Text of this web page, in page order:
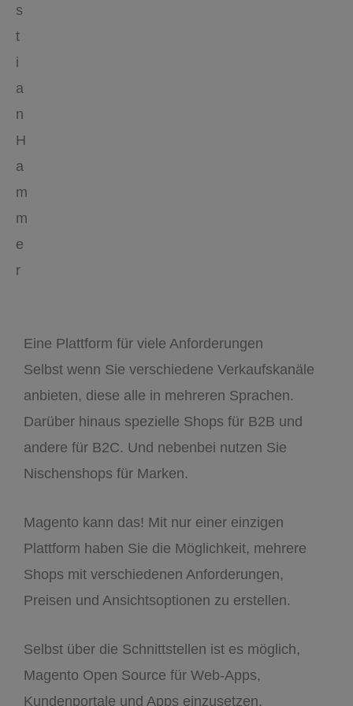
s
t
i
a
n
H
a
m
m
e
r
Eine Plattform für viele Anforderungen
Selbst wenn Sie verschiedene Verkaufskanäle
anbieten, diese alle in mehreren Sprachen.
Darüber hinaus spezielle Shops für B2B und
andere für B2C. Und nebenbei nutzen Sie
Nischenshops für Marken.
Magento kann das! Mit nur einer einzigen
Plattform haben Sie die Möglichkeit, mehrere
Shops mit verschiedenen Anforderungen,
Preisen und Ansichtsoptionen zu erstellen.
Selbst über die Schnittstellen ist es möglich,
Magento Open Source für Web-Apps,
Kundenportale und Apps einzusetzen.